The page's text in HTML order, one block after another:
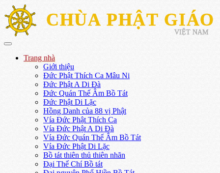
CHÙA PHẬT GIÁO
VIỆT NAM
Trang nhà
Giới thiệu
Đức Phật Thích Ca Mâu Ni
Đức Phật A Di Đà
Đức Quán Thế Âm Bồ Tát
Đức Phật Di Lặc
Hồng Danh của 88 vị Phật
Vía Đức Phật Thích Ca
Vía Đức Phật A Di Đà
Vía Đức Quán Thế Âm Bồ Tát
Vía Đức Phật Di Lặc
Bồ tát thiên thủ thiên nhãn
Đại Thế Chí Bồ tát